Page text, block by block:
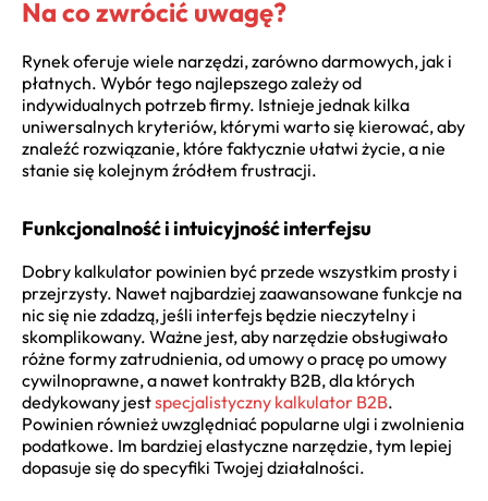
Na co zwrócić uwagę?
Rynek oferuje wiele narzędzi, zarówno darmowych, jak i
płatnych. Wybór tego najlepszego zależy od
indywidualnych potrzeb firmy. Istnieje jednak kilka
uniwersalnych kryteriów, którymi warto się kierować, aby
znaleźć rozwiązanie, które faktycznie ułatwi życie, a nie
stanie się kolejnym źródłem frustracji.
Funkcjonalność i intuicyjność interfejsu
Dobry kalkulator powinien być przede wszystkim prosty i
przejrzysty. Nawet najbardziej zaawansowane funkcje na
nic się nie zdadzą, jeśli interfejs będzie nieczytelny i
skomplikowany. Ważne jest, aby narzędzie obsługiwało
różne formy zatrudnienia, od umowy o pracę po umowy
cywilnoprawne, a nawet kontrakty B2B, dla których
dedykowany jestspecjalistyczny kalkulator B2B.
Powinien również uwzględniać popularne ulgi i zwolnienia
podatkowe. Im bardziej elastyczne narzędzie, tym lepiej
dopasuje się do specyfiki Twojej działalności.